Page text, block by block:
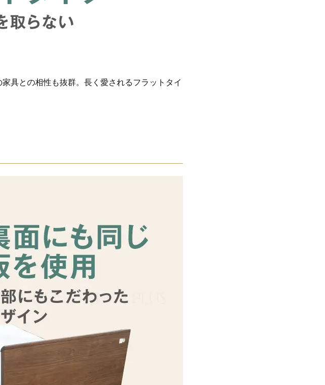
具との相性も抜群。長く愛されるフラットタイ